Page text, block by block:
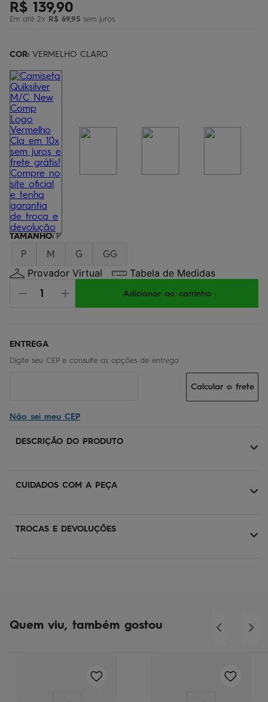
R$ 139,90
Em até 2x R$ 69,95 sem juros
COR: VERMELHO CLARO
TAMANHO: P
P M G GG
Provador Virtual Tabela de Medidas
Adicionar ao carrinho
Não sei meu CEP
Calcular o frete
DESCRIÇÃO DO PRODUTO
CUIDADOS COM A PEÇA
TROCAS E DEVOLUÇÕES
Quem viu, também gostou
º bermuda
7º jaqueta
8º boardshort
9 º chinelo
10